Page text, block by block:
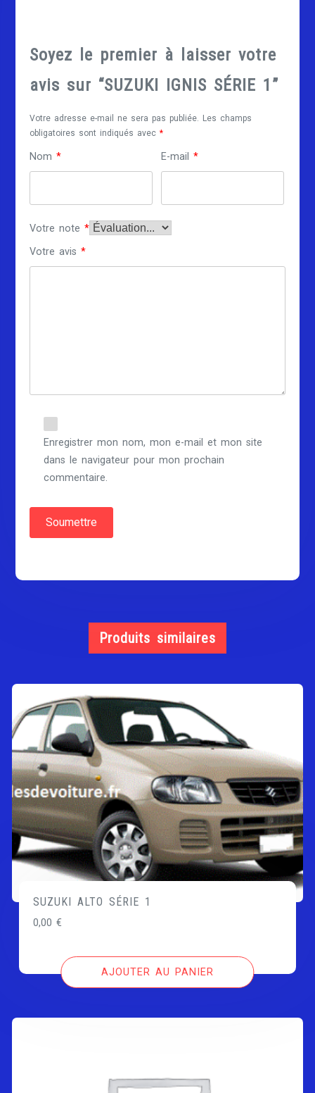
Soyez le premier à laisser votre
avis sur “SUZUKI IGNIS SÉRIE 1”
Votre adresse e-mail ne sera pas publiée.
Les champs
obligatoires sont indiqués avec*
Nom* E-mail*
Votre note*
Votre avis*
Enregistrer mon nom, mon e-mail et mon site
dans le navigateur pour mon prochain
commentaire.
Produits similaires
SUZUKI ALTO SÉRIE 1
0,00€
AJOUTER AU PANIER